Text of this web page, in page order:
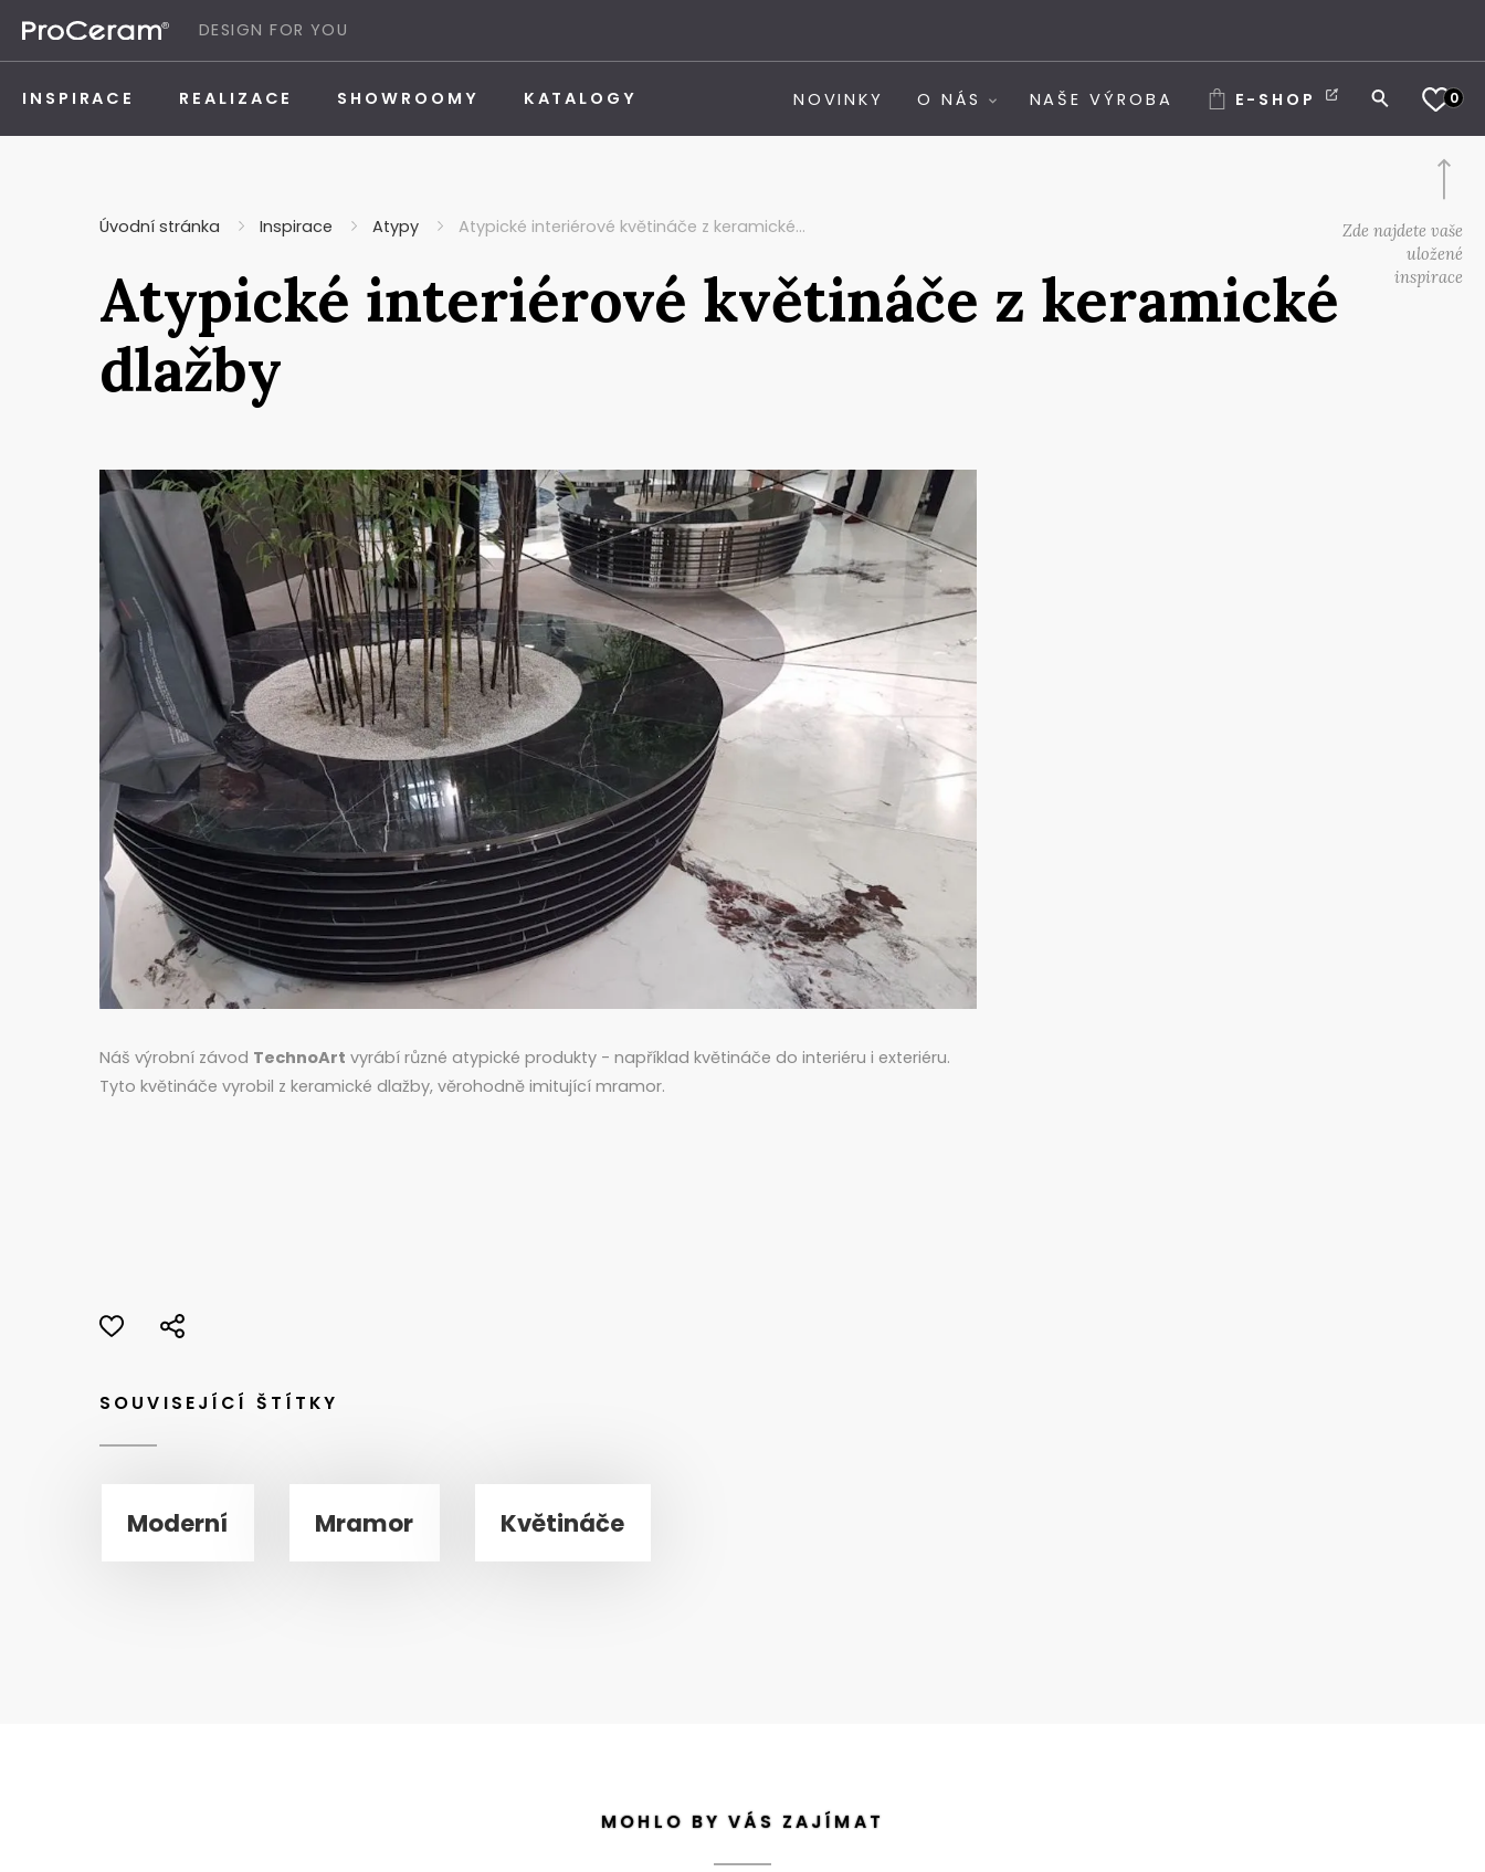
DESIGN FOR YOU
INSPIRACE REALIZACE SHOWROOMY KATALOGY
Zde najdete vaše
uložené
inspirace
NOVINKY O NÁS NAŠE VÝROBA E-SHOP 0
Úvodní stránka Inspirace Atypy Atypické interiérové květináče z keramické…
Atypické interiérové květináče z keramické
dlažby
Náš výrobní závod TechnoArt vyrábí různé atypické produkty - například květináče do interiéru i exteriéru.
Tyto květináče vyrobil z keramické dlažby, věrohodně imitující mramor.
SOUVISEJÍCÍ ŠTÍTKY
Moderní Mramor Květináče
MOHLO BY VÁS ZAJÍMAT